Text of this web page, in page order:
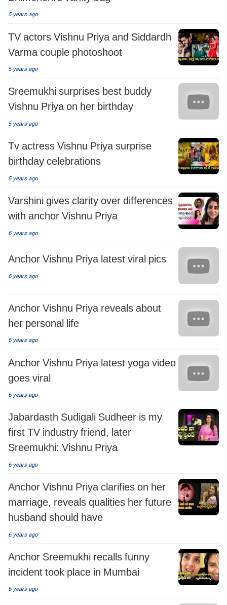
5 years ago
TV actors Vishnu Priya and Siddardh
Varma couple photoshoot
5 years ago
Sreemukhi surprises best buddy
Vishnu Priya on her birthday
5 years ago
Tv actress Vishnu Priya surprise
birthday celebrations
5 years ago
Varshini gives clarity over differences
with anchor Vishnu Priya
6 years ago
Anchor Vishnu Priya latest viral pics
6 years ago
Anchor Vishnu Priya reveals about
her personal life
6 years ago
Anchor Vishnu Priya latest yoga video
goes viral
6 years ago
Jabardasth Sudigali Sudheer is my
first TV industry friend, later
Sreemukhi: Vishnu Priya
6 years ago
Anchor Vishnu Priya clarifies on her
marriage, reveals qualities her future
husband should have
6 years ago
Anchor Sreemukhi recalls funny
incident took place in Mumbai
6 years ago